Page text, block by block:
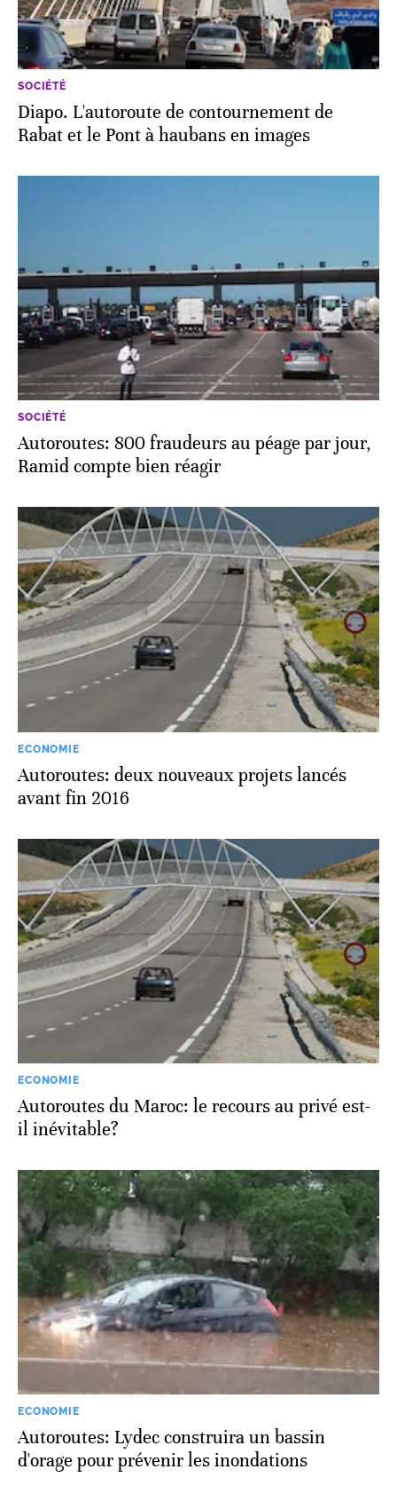
SOCIÉTÉ
Diapo. L'autoroute de contournement de
Rabat et le Pont à haubans en images
SOCIÉTÉ
Autoroutes: 800 fraudeurs au péage par jour,
Ramid compte bien réagir
ECONOMIE
Autoroutes: deux nouveaux projets lancés
avant fin 2016
ECONOMIE
Autoroutes du Maroc: le recours au privé est-
il inévitable?
ECONOMIE
Autoroutes: Lydec construira un bassin
d'orage pour prévenir les inondations